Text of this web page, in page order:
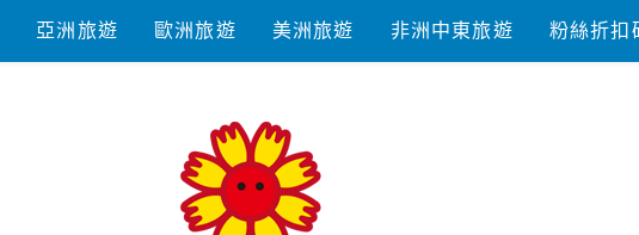
亞洲旅遊 歐洲旅遊 美洲旅遊 非洲中東旅遊 粉絲折扣